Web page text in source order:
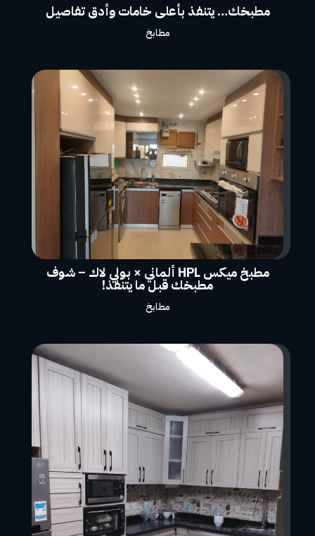
مطبخك… يتنفذ بأعلى خامات وأدق تفاصيل
مطابخ
مطبخ ميكس HPL ألماني × بولي لاك – شوف
مطبخك قبل ما يتنفذ!
مطابخ